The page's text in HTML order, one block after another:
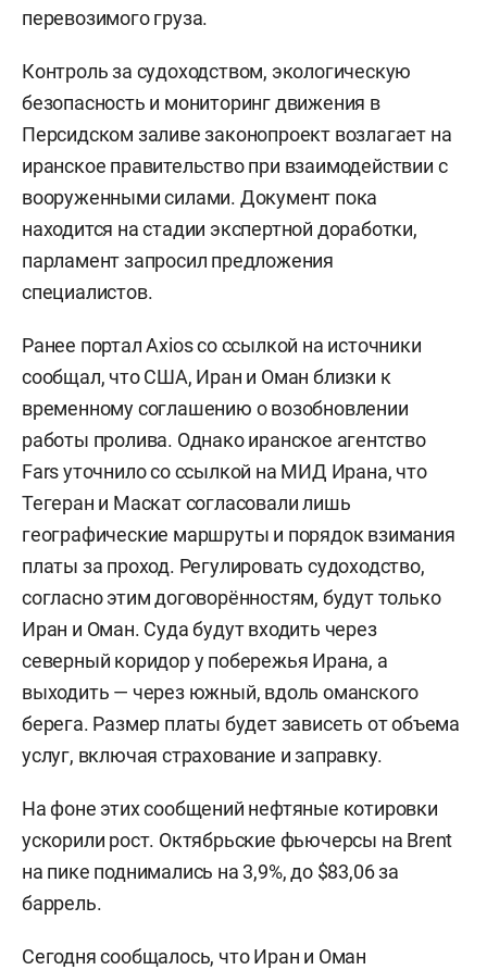
перевозимого груза.
Контроль за судоходством, экологическую
безопасность и мониторинг движения в
Персидском заливе законопроект возлагает на
иранское правительство при взаимодействии с
вооруженными силами. Документ пока
находится на стадии экспертной доработки,
парламент запросил предложения
специалистов.
Ранее портал Axios со ссылкой на источники
сообщал, что США, Иран и Оман близки к
временному соглашению о возобновлении
работы пролива. Однако иранское агентство
Fars уточнило со ссылкой на МИД Ирана, что
Тегеран и Маскат согласовали лишь
географические маршруты и порядок взимания
платы за проход. Регулировать судоходство,
согласно этим договорённостям, будут только
Иран и Оман. Суда будут входить через
северный коридор у побережья Ирана, а
выходить — через южный, вдоль оманского
берега. Размер платы будет зависеть от объема
услуг, включая страхование и заправку.
На фоне этих сообщений нефтяные котировки
ускорили рост. Октябрьские фьючерсы на Brent
на пике поднимались на 3,9%, до $83,06 за
баррель.
Сегодня сообщалось, что Иран и Оман